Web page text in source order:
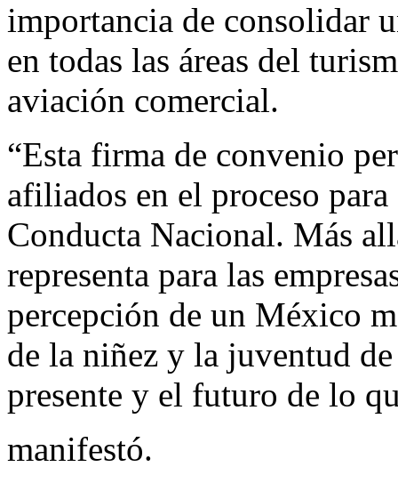
importancia de consolidar
en todas las áreas del
aviación comercial.
“Esta firma de convenio
afiliados en el proceso
Conducta Nacional. Más
representa para las
percepción de un México
de la niñez y la juventud
presente y el futuro de lo
manifestó.